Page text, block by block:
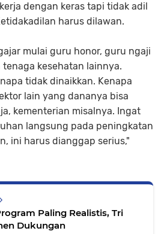
dengan keras tapi tidak adil
harus dilawan.
mulai guru honor, guru ngaji
kesehatan lainnya.
tidak dinaikkan. Kenapa
lain yang dananya bisa
kementerian misalnya. Ingat
langsung pada peningkatan
ini harus dianggap serius,"
Paling Realistis, Tri
Dukungan